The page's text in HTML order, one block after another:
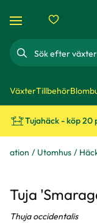
Sök
VäxterTillbehör
Tujahäck - köp
Utomhus
Tuja
Thuja occidentalis